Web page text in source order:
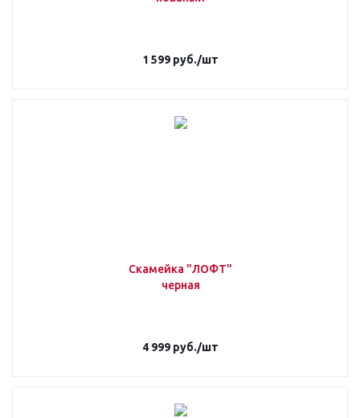
1 599 руб./шт
Скамейка "ЛОФТ"
черная
4 999 руб./шт